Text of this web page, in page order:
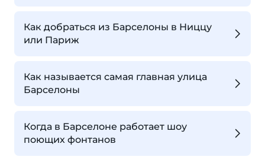
Как добраться из Барселоны в Ниццу
или Париж
Как называется самая главная улица
Барселоны
Когда в Барселоне работает шоу
поющих фонтанов